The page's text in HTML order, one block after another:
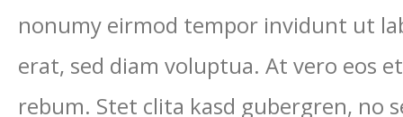
nonumy eirmod tempor invidunt ut
erat, sed diam voluptua. At vero eos
rebum. Stet clita kasd gubergren, no